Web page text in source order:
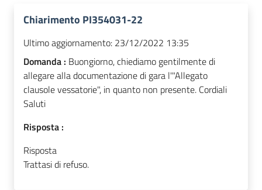
Chiarimento PI354031-22
Ultimo aggiornamento: 23/12/2022 13:35
Domanda : Buongiorno, chiediamo gentilmente di
allegare alla documentazione di gara l'"Allegato
clausole vessatorie", in quanto non presente. Cordiali
Saluti
Risposta :
Risposta
Trattasi di refuso.